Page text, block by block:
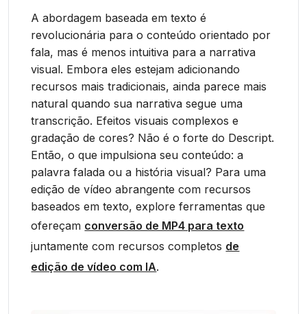
A abordagem baseada em texto é
revolucionária para o conteúdo orientado por
fala, mas é menos intuitiva para a narrativa
visual. Embora eles estejam adicionando
recursos mais tradicionais, ainda parece mais
natural quando sua narrativa segue uma
transcrição. Efeitos visuais complexos e
gradação de cores? Não é o forte do Descript.
Então, o que impulsiona seu conteúdo: a
palavra falada ou a história visual? Para uma
edição de vídeo abrangente com recursos
baseados em texto, explore ferramentas que
ofereçam conversão de MP4 para texto
juntamente com recursos completos de
edição de vídeo com IA.